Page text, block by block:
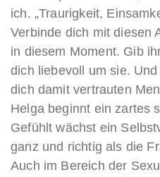
ich. „Traurigkeit,
Verbinde dich mit diesen
in diesem Moment. Gib
dich liebevoll um sie.
dich damit vertrauten
Helga beginnt ein zartes
Gefühlt wächst ein
ganz und richtig als die
Auch im Bereich der